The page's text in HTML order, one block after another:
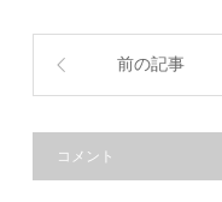
前の記事
コメント